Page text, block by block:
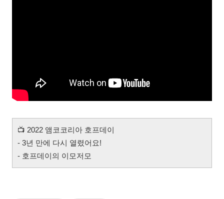
📺 2022 앰코코리아 호프데이
- 3년 만에 다시 열렸어요!
- 호프데이의 이모저모